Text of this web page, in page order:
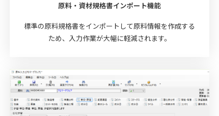
原料・資材規格書インポート機能
標準の原料規格書をインポートして原料情報を作成する
ため、入力作業が大幅に軽減されます。